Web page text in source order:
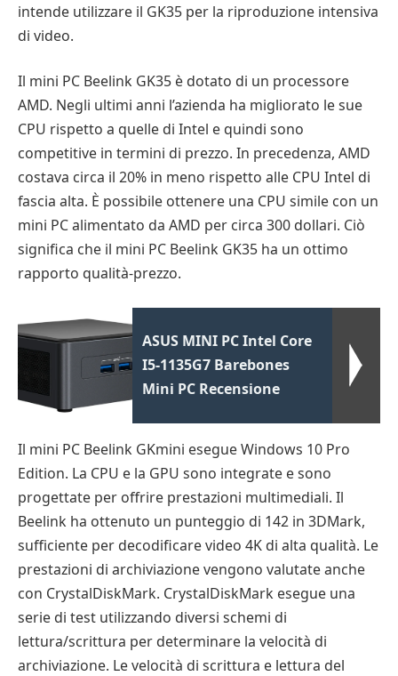
intende utilizzare il GK35 per la riproduzione intensiva
di video.
Il mini PC Beelink GK35 è dotato di un processore
AMD. Negli ultimi anni l’azienda ha migliorato le sue
CPU rispetto a quelle di Intel e quindi sono
competitive in termini di prezzo. In precedenza, AMD
costava circa il 20% in meno rispetto alle CPU Intel di
fascia alta. È possibile ottenere una CPU simile con un
mini PC alimentato da AMD per circa 300 dollari. Ciò
significa che il mini PC Beelink GK35 ha un ottimo
rapporto qualità-prezzo.
ASUS MINI PC Intel Core
I5-1135G7 Barebones
Mini PC Recensione
Il mini PC Beelink GKmini esegue Windows 10 Pro
Edition. La CPU e la GPU sono integrate e sono
progettate per offrire prestazioni multimediali. Il
Beelink ha ottenuto un punteggio di 142 in 3DMark,
sufficiente per decodificare video 4K di alta qualità. Le
prestazioni di archiviazione vengono valutate anche
con CrystalDiskMark. CrystalDiskMark esegue una
serie di test utilizzando diversi schemi di
lettura/scrittura per determinare la velocità di
archiviazione. Le velocità di scrittura e lettura del